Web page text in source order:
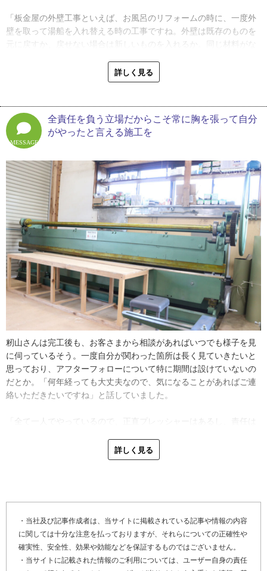
ってもらう必要があるので、こうしてかべいろはにも登録してみた
り、広告も検討していたりします。より多くのお客さまと出会っ
※１ カバー工法・・・金属屋根の重ね張りをする屋根のリフォー
「板金屋の外壁工事といえば、お風呂のリフォームの時に、一度外
壁を取って湯船を入れ替える時の工事ですね。外壁は既存のものを
元に戻すか、戻せない場合は新しいものを入れるか。同じ材料がな
なかったりするので、自分で加工したものを持っていって取り付け
ます。これは板金屋にしかできない施工ですね」
籾山さんがこれまで経験した中で印象的だったのは、２つの家の外
壁を繋げる工事です。一方の家は古く、もう一方は新築。両方の外
壁をなるべく違和感がないように繋げる施工を行いました。古い家
の既存外壁は途中まで剥がして、新築の方に合わせた新しい外壁材
を張っていき、見た目が馴染むようにしたとのこと。
「雨漏り修理も結構依頼は多いですね。まずは現場に行って目視点
検を行い、どこから漏れているのか確認します。原因の特定は難し
いのですぐにわからない場合もあるんですが、現場の状況とこれま
での経験から考えて、可能性があるところを１つずつ見ていきま
す。場合によっては散水、あとは実際に雨が降った後に見に行った
りもしますね。できれば大工さんや瓦屋さんも一緒に来てもらっ
て、相談しながら進めていきます」
雨漏りで外壁が悪くなっていれば、外壁と屋根の際の部分が原因で
あることが多いそう。そのせいで下屋（※３）の内側から傷んでし
まうのだとか。場合によってはお客さまに許可をもらい、一部を剥
がして中の水の跡を確認します。下屋が原因と判明すれば、壁を取
って屋根を施工し直していくのがベストな方法だそうです。
千葉県香取市の外壁工事について尋ねました。香取市は建物の敷地
が広く、すぐ近くに近隣の家があるわけではないので、工事店にと
って施工しやすい地域とのこと。気候も安定していて、冬場に時折
「このあたりは狭いコミュニティなので、良い仕事をしていればお
は当然のことなので、これからも続けていきたいですね」
※２ 役物・・・端部やコーナーの固定など、特殊の用途、場所に
使用される特殊な形状の部材
※３ 下屋・・・玄関ポーチや縁側の上などによくある、母屋（お
詳しく見る
MESSAGE
全責任を負う立場だからこそ常に胸を張って自分
がやったと言える施工を
籾山さんは完工後も、お客さまから相談があればいつでも様子を見
に伺っているそう。一度自分が関わった箇所は長く見ていきたいと
思っており、アフターフォローについて特に期間は設けていないの
だとか。「何年経っても大丈夫なので、気になることがあればご連
絡いただきたいですね」と話していました。
「全て一人でやっているので、正直プレッシャーはあるし、責任は
常に胸を張れる仕事をしようと心掛けています。人手が少ないとい
うデメリットももちろんありますが、最初から最後まで一貫して自
てもらいカバーしているので、心配いりませんよ」
最後に「かべいろは」をご覧になっている、雨漏りや金属系外壁の
劣化でお困りのお客さま、そして外壁リフォームや外壁修理を検討
しているお客さまにメッセージです。
詳しく見る
・当社及び記事作成者は、当サイトに掲載されている記事や情報の内容
に関しては十分な注意を払っておりますが、それらについての正確性や
確実性、安全性、効果や効能などを保証するものではございません。
・当サイトに記載された情報のご利用については、ユーザー自身の責任